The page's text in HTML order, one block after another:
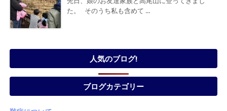
た。 そのうち私も含めて ...
人気のブログ!
ブログカテゴリー